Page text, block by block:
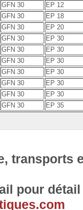
GFN 30
EP 12
GFN 30
EP 18
GFN 30
EP 20
GFN 30
EP 30
GFN 30
EP 30
GFN 30
EP 30
GFN 30
EP 30
GFN 30
EP 30
GFN 30
EP 30
GFN 30 EP 35
transports
pour